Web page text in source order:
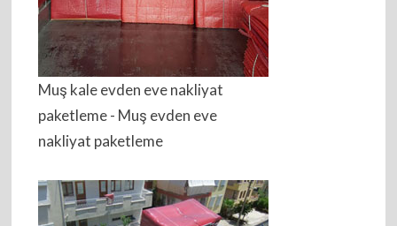
Muş kale evden eve nakliyat
paketleme - Muş evden eve
nakliyat paketleme